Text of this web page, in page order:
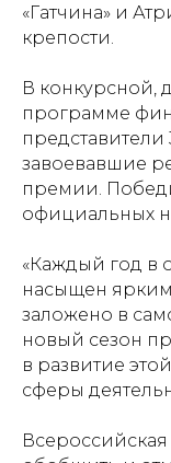
«Гатчина» и
крепости.
В конкурсной,
программе
завоевавшие
премии.
официальных
«Каждый год в
насыщен
заложено в
новый сезон
в развитие
сферы